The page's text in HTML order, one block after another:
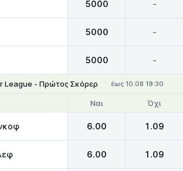
5000 -
5000 -
5000 -
League - Πρώτος Σκόρερ έως 10.08 19:30
Ναι Όχι
6.00 1.09
6.00 1.09